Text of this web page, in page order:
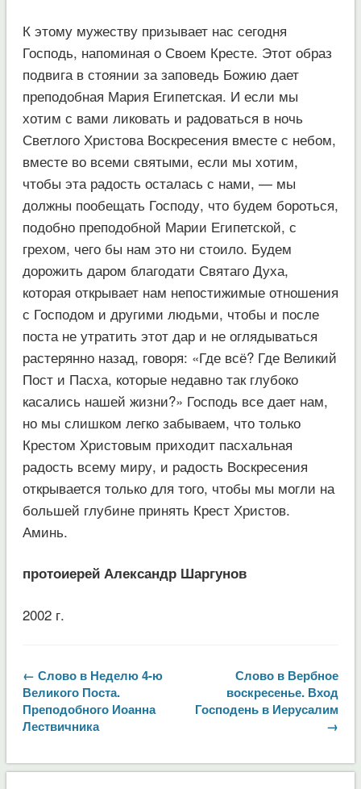
К этому мужеству призывает нас сегодня
Господь, напоминая о Своем Кресте. Этот образ
подвига в стоянии за заповедь Божию дает
преподобная Мария Египетская. И если мы
хотим с вами ликовать и радоваться в ночь
Светлого Христова Воскресения вместе с небом,
вместе во всеми святыми, если мы хотим,
чтобы эта радость осталась с нами, — мы
должны пообещать Господу, что будем бороться,
подобно преподобной Марии Египетской, с
грехом, чего бы нам это ни стоило. Будем
дорожить даром благодати Святаго Духа,
которая открывает нам непостижимые отношения
с Господом и другими людьми, чтобы и после
поста не утратить этот дар и не оглядываться
растерянно назад, говоря: «Где всё? Где Великий
Пост и Пасха, которые недавно так глубоко
касались нашей жизни?» Господь все дает нам,
но мы слишком легко забываем, что только
Крестом Христовым приходит пасхальная
радость всему миру, и радость Воскресения
открывается только для того, чтобы мы могли на
большей глубине принять Крест Христов.
Аминь.
протоиерей Александр Шаргунов
2002 г.
← Слово в Неделю 4-ю
Великого Поста.
Преподобного Иоанна
Лествичника
Слово в Вербное
воскресенье. Вход
Господень в Иерусалим
→